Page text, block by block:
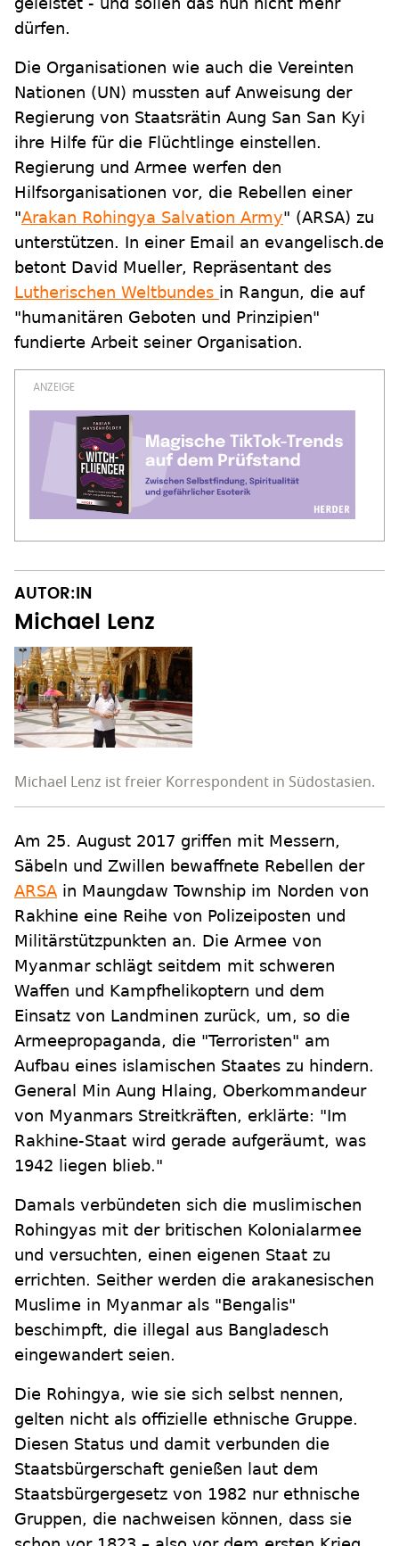
dürfen.
Die Organisationen wie auch die Vereinten
Nationen (UN) mussten auf Anweisung der
Regierung von Staatsrätin Aung San San Kyi
ihre Hilfe für die Flüchtlinge einstellen.
Regierung und Armee werfen den
Hilfsorganisationen vor, die Rebellen einer
"Arakan Rohingya Salvation Army" (ARSA) zu
unterstützen. In einer Email an evangelisch.de
betont David Mueller, Repräsentant des
Lutherischen Weltbundes in Rangun, die auf
"humanitären Geboten und Prinzipien"
fundierte Arbeit seiner Organisation.
AUTOR:IN
Michael Lenz
Michael Lenz ist freier Korrespondent in Südostasien.
Am 25. August 2017 griffen mit Messern,
Säbeln und Zwillen bewaffnete Rebellen der
ARSA in Maungdaw Township im Norden von
Rakhine eine Reihe von Polizeiposten und
Militärstützpunkten an. Die Armee von
Myanmar schlägt seitdem mit schweren
Waffen und Kampfhelikoptern und dem
Einsatz von Landminen zurück, um, so die
Armeepropaganda, die "Terroristen" am
Aufbau eines islamischen Staates zu hindern.
General Min Aung Hlaing, Oberkommandeur
von Myanmars Streitkräften, erklärte: "Im
Rakhine-Staat wird gerade aufgeräumt, was
1942 liegen blieb."
Damals verbündeten sich die muslimischen
Rohingyas mit der britischen Kolonialarmee
und versuchten, einen eigenen Staat zu
errichten. Seither werden die arakanesischen
Muslime in Myanmar als "Bengalis"
beschimpft, die illegal aus Bangladesch
eingewandert seien.
Die Rohingya, wie sie sich selbst nennen,
gelten nicht als offizielle ethnische Gruppe.
Diesen Status und damit verbunden die
Staatsbürgerschaft genießen laut dem
Staatsbürgergesetz von 1982 nur ethnische
Gruppen, die nachweisen können, dass sie